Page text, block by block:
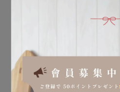
圓弧造型，經典黑優雅別緻